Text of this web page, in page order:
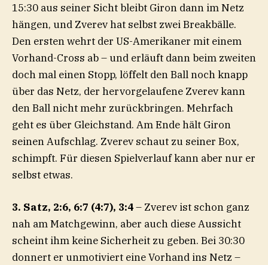
15:30 aus seiner Sicht bleibt Giron dann im Netz
hängen, und Zverev hat selbst zwei Breakbälle.
Den ersten wehrt der US-Amerikaner mit einem
Vorhand-Cross ab – und erläuft dann beim zweiten
doch mal einen Stopp, löffelt den Ball noch knapp
über das Netz, der hervorgelaufene Zverev kann
den Ball nicht mehr zurückbringen. Mehrfach
geht es über Gleichstand. Am Ende hält Giron
seinen Aufschlag. Zverev schaut zu seiner Box,
schimpft. Für diesen Spielverlauf kann aber nur er
selbst etwas.
3. Satz, 2:6, 6:7 (4:7), 3:4– Zverev ist schon ganz
nah am Matchgewinn, aber auch diese Aussicht
scheint ihm keine Sicherheit zu geben. Bei 30:30
donnert er unmotiviert eine Vorhand ins Netz –